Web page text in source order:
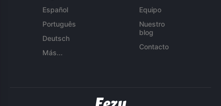
Español
Português
Deutsch
Más...
Equipo
Nuestro
blog
Contacto